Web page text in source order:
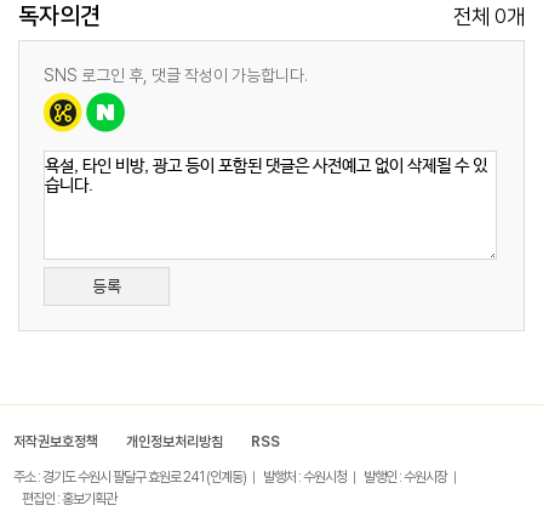
독자의견 전체 0개
SNS 로그인 후, 댓글 작성이 가능합니다.
등록
저작권보호정책 개인정보처리방침 RSS
주소 : 경기도 수원시 팔달구 효원로 241 (인계동) 발행처 : 수원시청
발행인 : 수원시장
편집인 : 홍보기획관